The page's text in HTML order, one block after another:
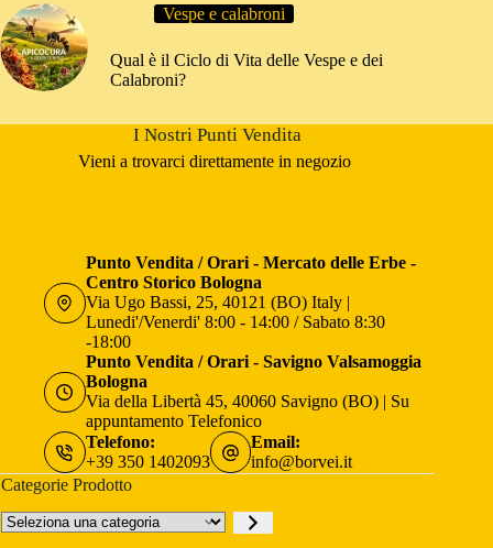
Vespe e calabroni
Qual è il Ciclo di Vita delle Vespe e dei
Calabroni?
I Nostri Punti Vendita
Vieni a trovarci direttamente in negozio
Punto Vendita / Orari - Mercato delle Erbe -
Centro Storico Bologna
Via Ugo Bassi, 25, 40121 (BO) Italy |
Lunedi'/Venerdi' 8:00 - 14:00 / Sabato 8:30
-18:00
Punto Vendita / Orari - Savigno Valsamoggia
Bologna
Via della Libertà 45, 40060 Savigno (BO) | Su
appuntamento Telefonico
Telefono:
+39 350 1402093
Email:
info@borvei.it
Categorie Prodotto
Seleziona
una